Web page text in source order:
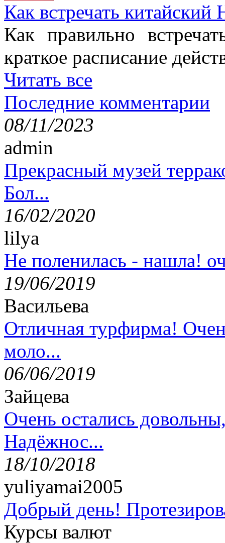
Как встречать китайский
Как правильно
краткое расписание
Читать все
Последние комментарии
08/11/2023
admin
Прекрасный музей
Бол...
16/02/2020
lilya
Не поленилась - нашла!
19/06/2019
Васильева
Отличная турфирма!
моло...
06/06/2019
Зайцева
Очень остались
Надёжнос...
18/10/2018
yuliyamai2005
Добрый день!
Курсы валют